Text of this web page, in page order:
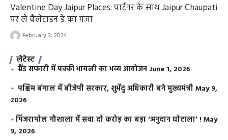
Valentine Day Jaipur Places: पार्टनर के साथ Jaipur Chaupati
पर ले वैलेंटाइन डे का मजा
February 3, 2024
लेटेस्ट
ग्रैंड सफारी में पक्की भायली का भव्य आयोजन June 1, 2026
पश्चिम बंगाल में बीजेपी सरकार, शुभेंदु अधिकारी बने मुख्यमंत्रीMay 9,
2026
​पिंजरापोल गौशाला में सवा दो करोड़ का बड़ा ‘अनुदान घोटाला’ !May
9, 2026